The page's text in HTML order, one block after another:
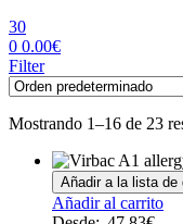
30
0 0.00€
Menu
Filter
Mostrando 1–16 de 23
Añadir a la lista de
Añadir al carritoEste